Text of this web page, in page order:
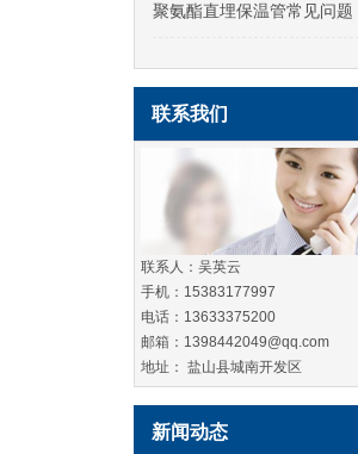
聚氨酯直埋保温管常见问题
联系我们
联系人：吴英云
手机：15383177997
电话：13633375200
邮箱：1398442049@qq.com
地址： 盐山县城南开发区
新闻动态